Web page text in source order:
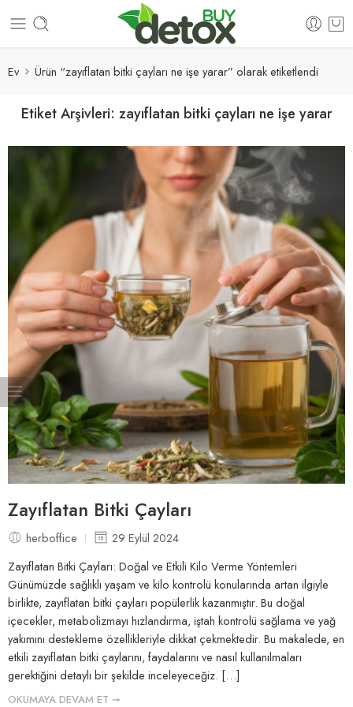
Ev Ürün “zayıflatan bitki çayları ne işe yarar” olarak etiketlendi
Etiket Arşivleri: zayıflatan bitki çayları ne işe yarar
Zayıflatan Bitki Çayları
herboffice
29 Eylül 2024
Zayıflatan Bitki Çayları: Doğal ve Etkili Kilo Verme Yöntemleri
Günümüzde sağlıklı yaşam ve kilo kontrolü konularında artan ilgiyle
birlikte, zayıflatan bitki çayları popülerlik kazanmıştır. Bu doğal
içecekler, metabolizmayı hızlandırma, iştah kontrolü sağlama ve yağ
yakımını destekleme özellikleriyle dikkat çekmektedir. Bu makalede, en
etkili zayıflatan bitki çaylarını, faydalarını ve nasıl kullanılmaları
gerektiğini detaylı bir şekilde inceleyeceğiz. […]
OKUMAYA DEVAM ET ➞